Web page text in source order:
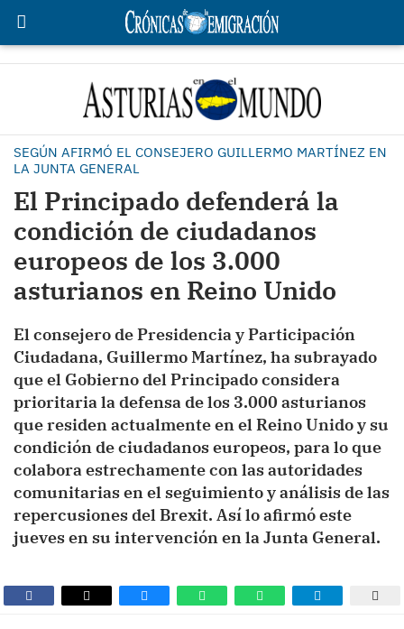
SEGÚN AFIRMÓ EL CONSEJERO GUILLERMO MARTÍNEZ EN
LA JUNTA GENERAL
El Principado defenderá la
condición de ciudadanos
europeos de los 3.000
asturianos en Reino Unido
El consejero de Presidencia y Participación
Ciudadana, Guillermo Martínez, ha subrayado
que el Gobierno del Principado considera
prioritaria la defensa de los 3.000 asturianos
que residen actualmente en el Reino Unido y su
condición de ciudadanos europeos, para lo que
colabora estrechamente con las autoridades
comunitarias en el seguimiento y análisis de las
repercusiones del Brexit. Así lo afirmó este
jueves en su intervención en la Junta General.